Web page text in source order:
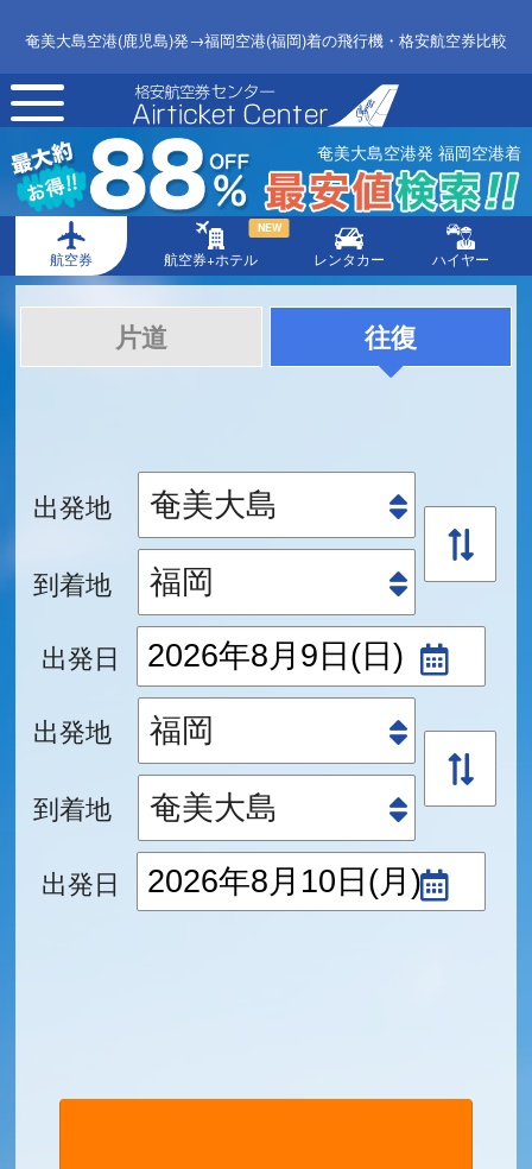
奄美大島空港(鹿児島)発→福岡空港(福岡)着の飛行機・格安航空券比較
toggle
navigation
奄美大島空港発 福岡空港着
航空券 航空券+ホテル
NEW
レンタカー ハイヤー
片道 往復
出発地
到着地
出発日
出発地
到着地
出発日